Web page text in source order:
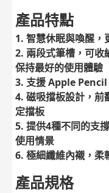
產品特點
1. 智慧休眠與喚醒，
2. 兩段式筆槽，可
保持最好的使用體驗
3. 支援 Apple Pencil
4. 磁吸擋板設計，前
定擋板
5. 提供4種不同的支
使用情景
6. 極細纖維內襯，柔
產品規格